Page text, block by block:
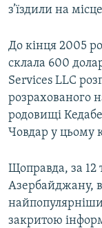
з’їздили на
До кінця 2005
склала 600
Services LLC
розрахованого
родовищі
Човдар у цьому
Щоправда, за 12
Азербайджану,
закритою